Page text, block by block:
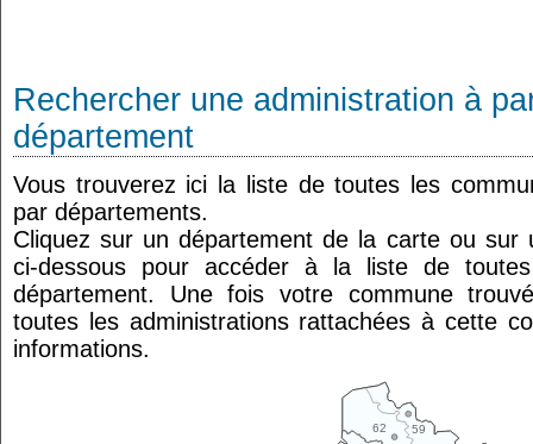
Rechercher une administration à
département
Vous trouverez ici la liste de toutes les
par départements.
Cliquez sur un département de la carte ou sur
ci-dessous pour accéder à la liste de
département. Une fois votre commune
toutes les administrations rattachées à cette
informations.
59
62